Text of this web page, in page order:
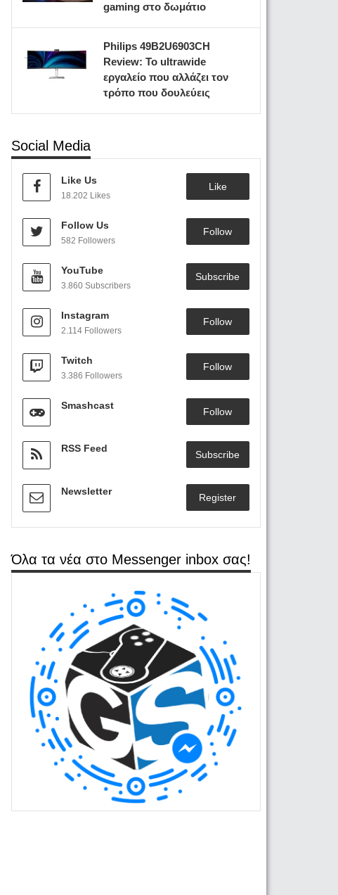
gaming στο δωμάτιο
Philips 49B2U6903CH
Review: Το ultrawide
εργαλείο που αλλάζει τον
τρόπο που δουλεύεις
Social Media
Like Us
18.202 Likes
Like
Follow Us
582 Followers
Follow
YouTube
3.860 Subscribers
Subscribe
Instagram
2.114 Followers
Follow
Twitch
3.386 Followers
Follow
Smashcast
Follow
RSS Feed
Subscribe
Newsletter
Register
Όλα τα νέα στο Messenger inbox σας!